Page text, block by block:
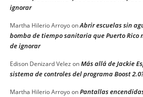
ignorar
Martha Hilerio ArroyoonAbrir escuelas sin
bomba de tiempo sanitaria que Puerto Rico
de ignorar
Edison Denizard Velez onMás allá de Jackie
sistema de controles del programa Boost
Martha Hilerio ArroyoonPantallas